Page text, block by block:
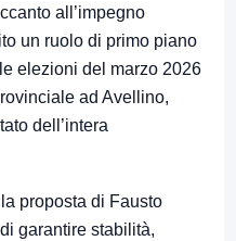
all’impegno
un ruolo di primo piano
elezioni del marzo 2026
ad Avellino,
dell’intera
proposta di Fausto
garantire stabilità,